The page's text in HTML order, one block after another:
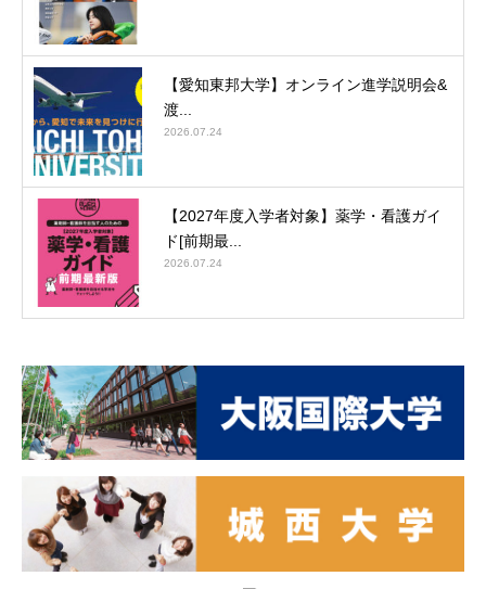
【愛知東邦大学】オンライン進学説明会&
渡...
2026.07.24
【2027年度入学者対象】薬学・看護ガイ
ド[前期最...
2026.07.24